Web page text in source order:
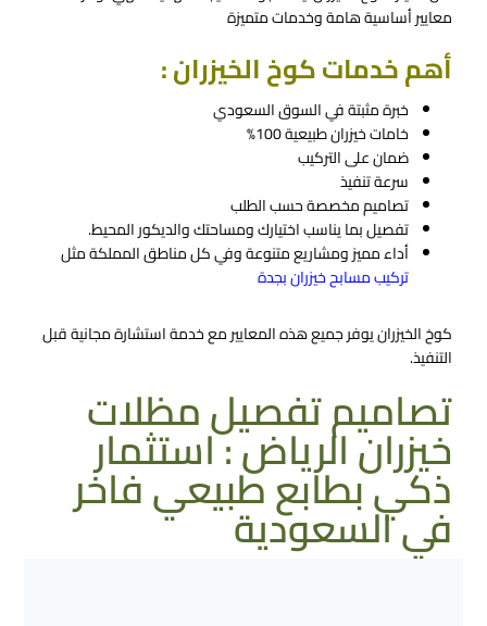
معايير أساسية هامة وخدمات متميزة
أهم خدمات كوخ الخيزران :
خبرة مثبتة في السوق السعودي
خامات خيزران طبيعية 100%
ضمان على التركيب
سرعة تنفيذ
تصاميم مخصصة حسب الطلب
تفصيل بما يناسب اختيارك ومساحتك والديكور المحيط.
أداء مميز ومشاريع متنوعة وفي كل مناطق المملكة مثل
تركيب مسابح خيزران بجدة
كوخ الخيزران يوفر جميع هذه المعايير مع خدمة استشارة مجانية قبل
التنفيذ.
تصاميم تفصيل مظلات
خيزران الرياض : استثمار
ذكي بطابع طبيعي فاخر
في السعودية